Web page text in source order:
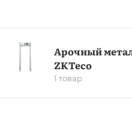
Арочный
ZKTeco
1 товар